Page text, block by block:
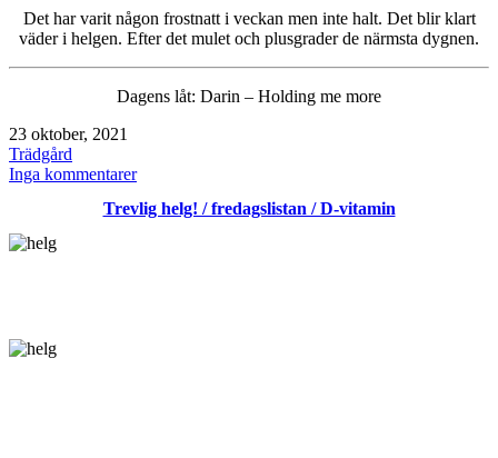
Det har varit någon frostnatt i veckan men inte halt. Det blir klart
väder i helgen. Efter det mulet och plusgrader de närmsta dygnen.
Dagens låt: Darin – Holding me more
Publicerat
den
23 oktober, 2021
Kategoriserat
som
Trädgård
Inga kommentarertill
Trevlig helg! / fredagslistan / D-vitamin